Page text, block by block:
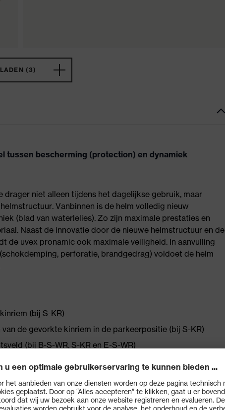
(3)
tussen bescherming (protection) en dynamiek
drager niet alleen tijdens het dagelijkse gebruik, maar
Vanbinnen is de helm volledig nieuw
(blad van waterlelies). Zo zijn maximale prestaties en
Naast de innovatie door de nieuwe helmstructuur en de
de uvex pronamic ook maximale veiligheid. In aanvulling
perforatie, brandgedrag) voldoet de helm
(bij S-KR)
de gevorkte kinriem in de parkeerpositie (bij S-KR)
(bij B-S-WR, S-KR en E-S-WR)
voor het aanbrengen van oorkappen en het pronamic
onze uitgebreide accessoires
standaard